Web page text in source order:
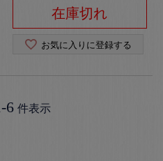
在庫切れ
お気に入りに登録する
-6 件表示